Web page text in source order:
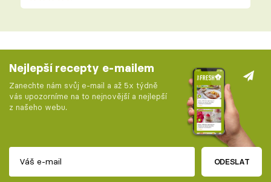
Nejlepší recepty e-mailem
Zanechte nám svůj e-mail a až 5x týdně
vás upozorníme na to nejnovější a nejlepší
z našeho webu.
ODESLAT